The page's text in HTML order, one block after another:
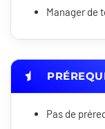
Manager de
Pas de